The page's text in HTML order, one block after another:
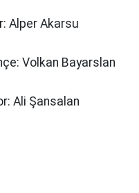
Alper Akarsu
Volkan Bayarslan
Ali Şansalan